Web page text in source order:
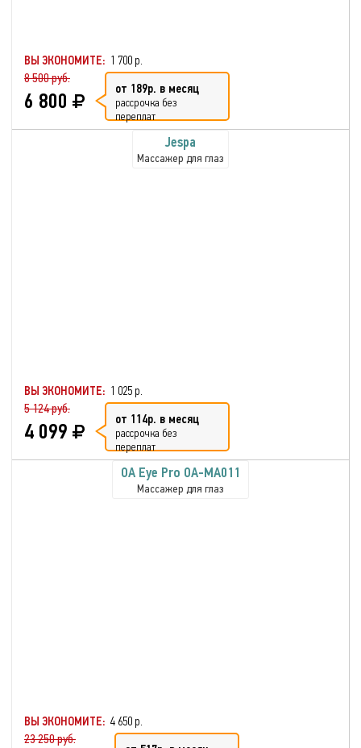
ВЫ ЭКОНОМИТЕ: 1 700 р.
8 500 руб.
6 800 от 189р. в месяц
рассрочка без
переплат
Jespa
Массажер для глаз
ВЫ ЭКОНОМИТЕ: 1 025 р.
5 124 руб.
4 099 от 114р. в месяц
рассрочка без
переплат
OA Eye Pro OA-MA011
Массажер для глаз
ВЫ ЭКОНОМИТЕ: 4 650 р.
23 250 руб.